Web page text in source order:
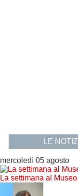
LE
mercoledì 05 agosto
La settimana al